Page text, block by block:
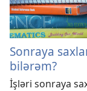
Sonraya
bilərəm?
İşləri sonraya